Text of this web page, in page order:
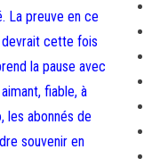
La preuve en ce
devrait cette fois
la pause avec
fiable, à
les abonnés de
souvenir en